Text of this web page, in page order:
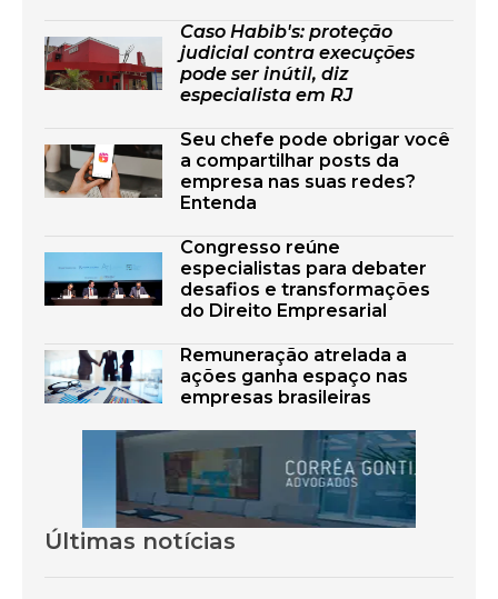
Caso Habib's: proteção
judicial contra execuções
pode ser inútil, diz
especialista em RJ
Seu chefe pode obrigar você
a compartilhar posts da
empresa nas suas redes?
Entenda
Congresso reúne
especialistas para debater
desafios e transformações
do Direito Empresarial
Remuneração atrelada a
ações ganha espaço nas
empresas brasileiras
Últimas notícias